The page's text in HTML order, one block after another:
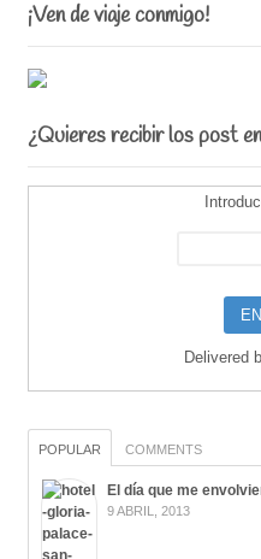
¡Ven de viaje conmigo!
¿Quieres recibir los post
Delivered
POPULAR COMMENTS
El día que me
9 ABRIL, 2013